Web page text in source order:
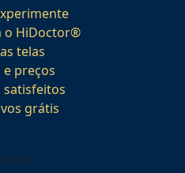
o HiDoctor®
telas
e preços
satisfeitos
grátis